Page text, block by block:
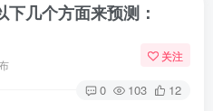
几个方面来预测：
关注
0 103 12